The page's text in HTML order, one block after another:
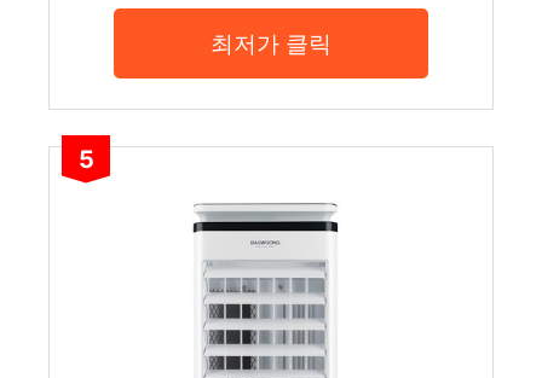
최저가 클릭
5